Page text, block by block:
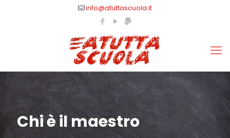
info@atuttascuola.it
Chi è il maestro